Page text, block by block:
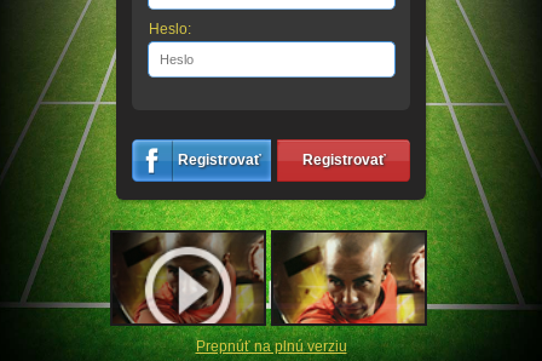
Heslo:
Registrovať Registrovať
Prepnúť na plnú verziu